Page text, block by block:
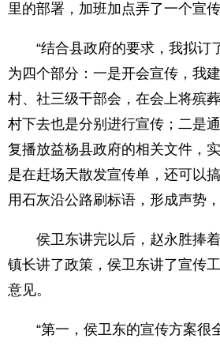
里的部署，加班加点弄了一个宣传
“结合县政府的要求，我拟订
为四个部分：一是开会宣传，我
村、社三级干部会，在会上将殡
村下去也是分别进行宣传；二是
复播放益杨县政府的相关文件，
是在赶场天散发宣传单，还可以
用石灰沿公路刷标语，形成声势
侯卫东讲完以后，赵永胜捧着
镇长讲了政策，侯卫东讲了宣传
意见。
“第一，侯卫东的宣传方案很